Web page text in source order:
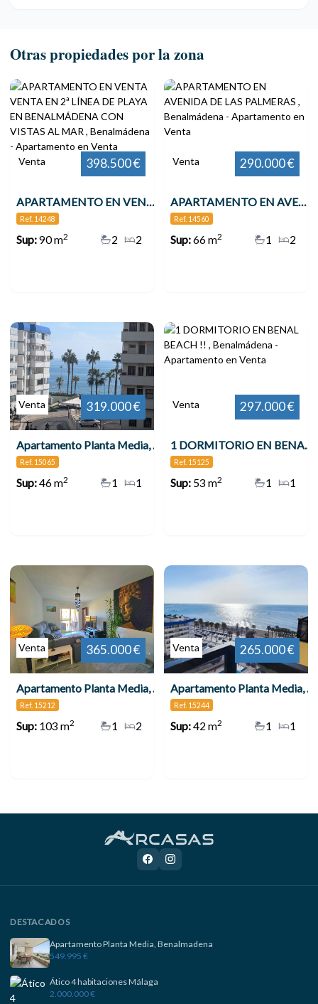
Otras propiedades por la zona
Venta 398.500 €
APARTAMENTO EN VENTA VENTA EN 2ª LÍNEA DE PLAYA EN BENALMÁDENA CON VISTAS AL MAR , Benalmádena
Ref. 14248
Sup:90 m2 2
2
Venta 290.000 €
APARTAMENTO EN AVENIDA DE LAS PALMERAS , Benalmádena
Ref. 14560
Sup:66 m2 2
1
Venta 319.000 €
Apartamento Planta Media, Benalmadena Costa
Ref. 15065
Sup:46 m2 1
1
Venta 297.000 €
1 DORMITORIO EN BENAL BEACH !! , Benalmádena
Ref. 15125
Sup:53 m2 1
1
Venta 365.000 €
Apartamento Planta Media, Benalmadena Costa
Ref. 15212
Sup:103 m2 2
1
Venta 265.000 €
Apartamento Planta Media, Benalmadena Costa
Ref. 15244
Sup:42 m2 1
1
DESTACADOS
Apartamento Planta Media, Benalmadena
549.995 €
Ático 4 habitaciones Málaga
2.000.000 €